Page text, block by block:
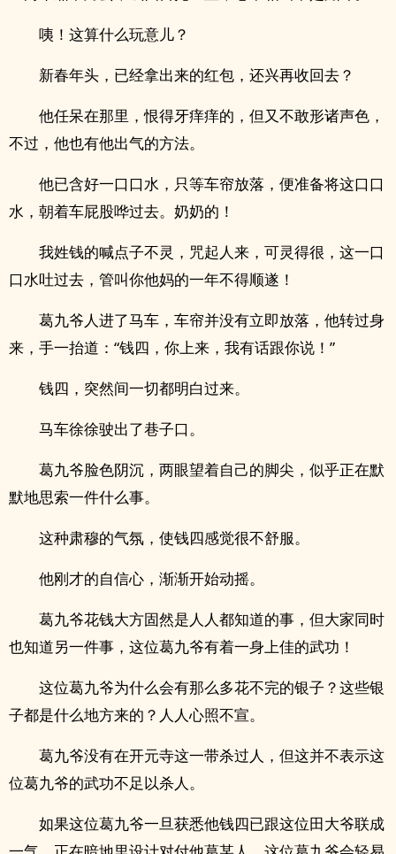
咦！这算什么玩意儿？
新春年头，已经拿出来的红包，还兴再收回去？
他任呆在那里，恨得牙痒痒的，但又不敢形诸声色，
不过，他也有他出气的方法。
他已含好一口口水，只等车帘放落，便准备将这口口
水，朝着车屁股哗过去。奶奶的！
我姓钱的喊点子不灵，咒起人来，可灵得很，这一口
口水吐过去，管叫你他妈的一年不得顺遂！
葛九爷人进了马车，车帘并没有立即放落，他转过身
来，手一抬道：“钱四，你上来，我有话跟你说！”
钱四，突然间一切都明白过来。
马车徐徐驶出了巷子口。
葛九爷脸色阴沉，两眼望着自己的脚尖，似乎正在默
默地思索一件什么事。
这种肃穆的气氛，使钱四感觉很不舒服。
他刚才的自信心，渐渐开始动摇。
葛九爷花钱大方固然是人人都知道的事，但大家同时
也知道另一件事，这位葛九爷有着一身上佳的武功！
这位葛九爷为什么会有那么多花不完的银子？这些银
子都是什么地方来的？人人心照不宣。
葛九爷没有在开元寺这一带杀过人，但这并不表示这
位葛九爷的武功不足以杀人。
如果这位葛九爷一旦获悉他钱四已跟这位田大爷联成